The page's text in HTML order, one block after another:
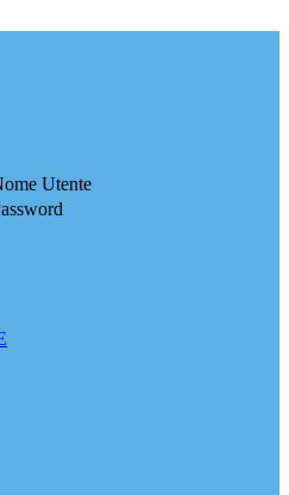
Utente